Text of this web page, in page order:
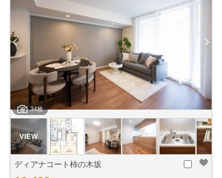
34枚
ディアナコート柿の木坂